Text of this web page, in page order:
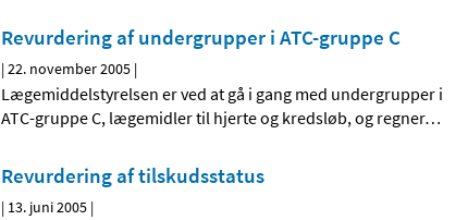
Revurdering af undergrupper i ATC-gruppe C
|22. november 2005 |
Lægemiddelstyrelsen er ved at gå i gang med undergrupper i
ATC-gruppe C, lægemidler til hjerte og kredsløb, og regner…
Revurdering af tilskudsstatus
| 13. juni 2005 |